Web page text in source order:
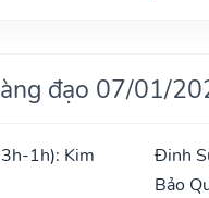
đạo 07/01/
1h): Kim
Đinh
Bảo